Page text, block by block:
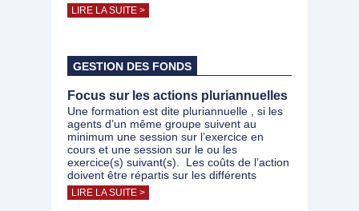
LIRE LA SUITE >
GESTION DES FONDS
Focus sur les actions pluriannuelles
Une formation est dite pluriannuelle , si les
agents d’un même groupe suivent au
minimum une session sur l’exercice en
cours et une session sur le ou les
exercice(s) suivant(s). Les coûts de l’action
doivent être répartis sur les différents
LIRE LA SUITE >